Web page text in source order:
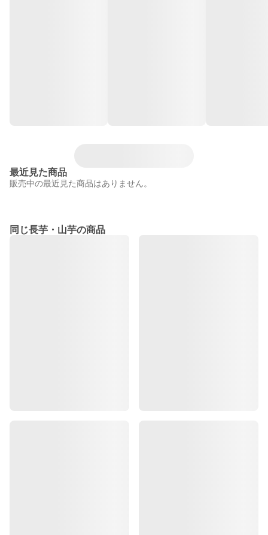
最近見た商品
販売中の最近見た商品はありません。
同じ長芋・山芋の商品